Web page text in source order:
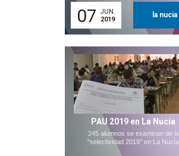
07
JUN.
2019
la nucia
PAU 2019 en La Nucía
245 alumnos se examinan de la
"selectividad 2019" en La Nucía